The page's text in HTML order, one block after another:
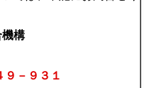
構
９－９３１